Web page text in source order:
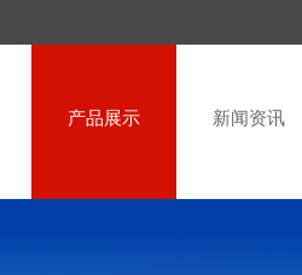
产品展示 新闻资讯